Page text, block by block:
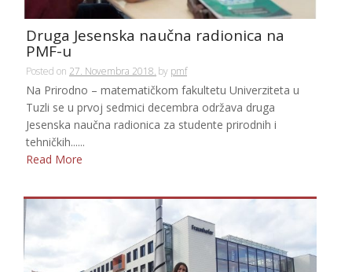
Druga Jesenska naučna radionica na
PMF-u
Posted on 27. Novembra 2018. by pmf
Na Prirodno – matematičkom fakultetu Univerziteta u
Tuzli se u prvoj sedmici decembra održava druga
Jesenska naučna radionica za studente prirodnih i
tehničkih......
Read More